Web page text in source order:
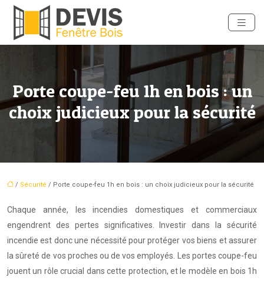
Porte coupe-feu 1h en bois : un
choix judicieux pour la sécurité
/ Sécurité / Porte coupe-feu 1h en bois : un choix judicieux pour la sécurité
Chaque année, les incendies domestiques et commerciaux
engendrent des pertes significatives. Investir dans la sécurité
incendie est donc une nécessité pour protéger vos biens et assurer
la sûreté de vos proches ou de vos employés. Les portes coupe-feu
jouent un rôle crucial dans cette protection, et le modèle en bois 1h